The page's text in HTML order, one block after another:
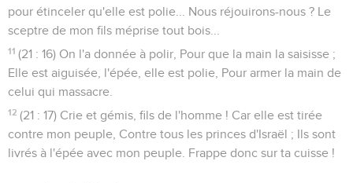
pour étinceler qu'elle est polie... Nous réjouirons-nous ? Le
sceptre de mon fils méprise tout bois...
11 (21 : 16) On l'a donnée à polir, Pour que la main la saisisse ;
Elle est aiguisée, l'épée, elle est polie, Pour armer la main de
celui qui massacre.
12 (21 : 17) Crie et gémis, fils de l'homme ! Car elle est tirée
contre mon peuple, Contre tous les princes d'Israël ; Ils sont
livrés à l'épée avec mon peuple. Frappe donc sur ta cuisse !